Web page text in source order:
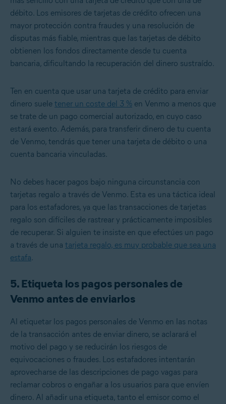
débito. Los emisores de tarjetas de crédito ofrecen una
mayor protección contra fraudes y una resolución de
disputas más fiable, mientras que las tarjetas de débito
obtienen los fondos directamente desde tu cuenta
bancaria, dificultando la recuperación del dinero sustraído.
Ten en cuenta que usar una tarjeta de crédito para enviar
dinero suele tener un coste del 3 % en Venmo a menos que
se trate de un pago comercial autorizado, en cuyo caso
estará exento. Además, para transferir dinero de tu cuenta
de Venmo, tendrás que tener una tarjeta de débito o una
cuenta bancaria vinculadas.
No debes hacer pagos bajo ninguna circunstancia con
tarjetas regalo a través de Venmo. Esta es una táctica ideal
para los estafadores, ya que las transacciones de tarjetas
regalo son difíciles de rastrear y prácticamente imposibles
de recuperar. Si alguien te insiste en que efectúes un pago
a través de una tarjeta regalo, es muy probable que sea una
estafa.
5. Etiqueta los pagos personales de
Venmo antes de enviarlos
Al etiquetar los pagos personales de Venmo en las notas
de la transacción antes de enviar dinero, se aclarará el
motivo del pago y se reducirán los riesgos de
equivocaciones o fraudes. Los estafadores intentarán
aprovecharse de las descripciones de pago vagas para
reclamar cobros o engañar a los usuarios para que envíen
dinero. Al añadir una etiqueta, tanto el emisor como el